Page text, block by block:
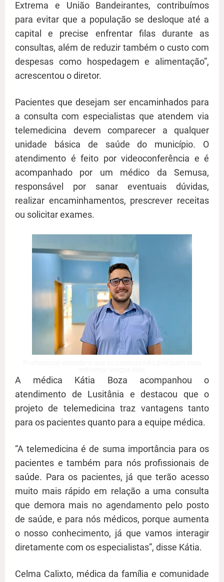
Extrema e União Bandeirantes, contribuímos
para evitar que a população se desloque até a
capital e precise enfrentar filas durante as
consultas, além de reduzir também o custo com
despesas como hospedagem e alimentação”,
acrescentou o diretor.
Pacientes que desejam ser encaminhados para
a consulta com especialistas que atendem via
telemedicina devem comparecer a qualquer
unidade básica de saúde do município. O
atendimento é feito por videoconferência e é
acompanhado por um médico da Semusa,
responsável por sanar eventuais dúvidas,
realizar encaminhamentos, prescrever receitas
ou solicitar exames.
A médica Kátia Boza acompanhou o
atendimento de Lusitânia e destacou que o
projeto de telemedicina traz vantagens tanto
para os pacientes quanto para a equipe médica.
“A telemedicina é de suma importância para os
pacientes e também para nós profissionais de
saúde. Para os pacientes, já que terão acesso
muito mais rápido em relação a uma consulta
que demora mais no agendamento pelo posto
de saúde, e para nós médicos, porque aumenta
o nosso conhecimento, já que vamos interagir
diretamente com os especialistas”, disse Kátia.
Celma Calixto, médica da família e comunidade